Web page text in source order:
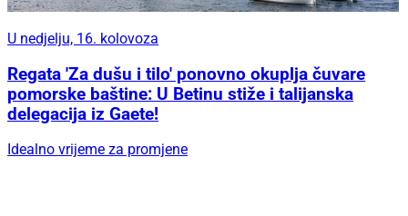
U nedjelju, 16. kolovoza
Regata 'Za dušu i tilo' ponovno okuplja čuvare
pomorske baštine: U Betinu stiže i talijanska
delegacija iz Gaete!
Idealno vrijeme za promjene